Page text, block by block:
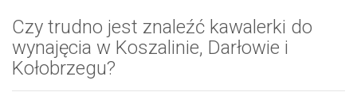
Czy trudno jest znaleźć kawalerki do
wynajęcia w Koszalinie, Darłowie i
Kołobrzegu?